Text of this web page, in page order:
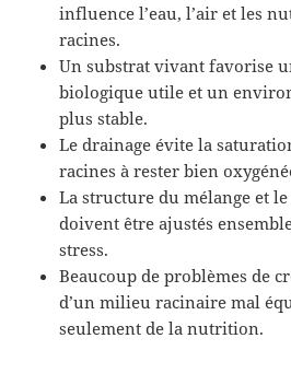
influence l’eau, l’air et les
racines.
Un substrat vivant favorise
biologique utile et un
plus stable.
Le drainage évite la
racines à rester bien
La structure du mélange et
doivent être ajustés
stress.
Beaucoup de problèmes de
d’un milieu racinaire mal
seulement de la nutrition.